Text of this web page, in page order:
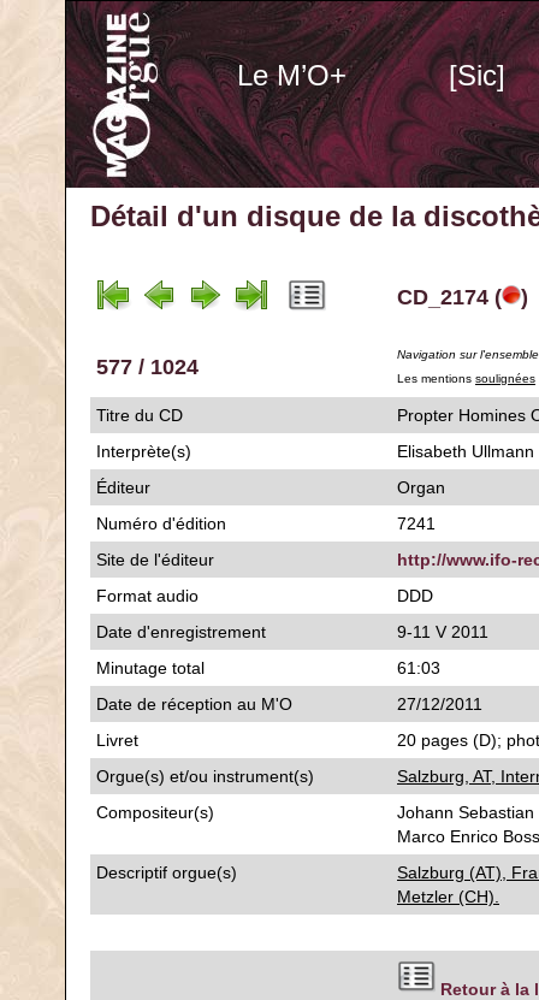
Le M’O+ [Sic]
Détail d'un disque de la
CD_2174 ( )
577 / 1024
Navigation sur
Les mentions soulignées
Titre du CD
Propter
Interprète(s)
Elisabeth Ullmann
Éditeur
Organ
Numéro d'édition
7241
Site de l'éditeur
http://www.ifo-
Format audio
DDD
Date d'enregistrement
9-11 V 2011
Minutage total
61:03
Date de réception au M'O
27/12/2011
Livret
20 pages (D);
Orgue(s) et/ou instrument(s)
Salzburg, AT,
Compositeur(s)
Johann
Marco Enrico
Descriptif orgue(s)
Salzburg (AT),
Metzler (CH).
Retour à la